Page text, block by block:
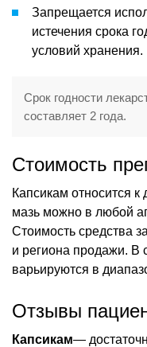
Запрещается
истечения срока
условий хранения.
Срок годности
составляет 2 года.
Стоимость
Капсикам относится
мазь можно в любой
Стоимость средства
и региона продажи. В
варьируются в
Отзывы
Капсикам—